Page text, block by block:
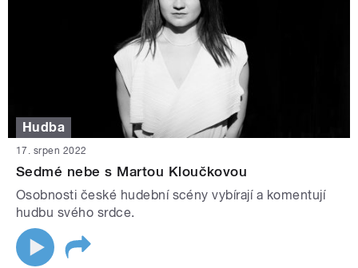
Hudba
17. srpen 2022
Sedmé nebe s Martou Kloučkovou
Osobnosti české hudební scény vybírají a komentují
hudbu svého srdce.